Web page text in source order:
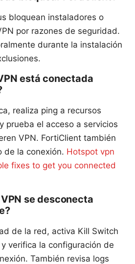
bloquean instaladores o
por razones de seguridad.
durante la instalación
está conectada
realiza ping a recursos
prueba el acceso a servicios
VPN. FortiClient también
de la conexión. Hotspot vpn
fixes to get you connected
se desconecta
de la red, activa Kill Switch
verifica la configuración de
También revisa logs